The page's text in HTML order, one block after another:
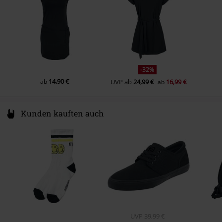
ab 14,90 €
-32%
UVP ab 24,99 € ab 16,99 €
Kunden kauften auch
UVP 39,99 €